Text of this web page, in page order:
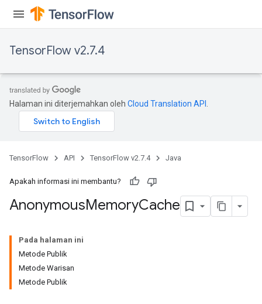
TensorFlow v2.7.4
Halaman ini diterjemahkan oleh Cloud Translation API
TensorFlow API TensorFlow v2.7.4 Java
Apakah informasi ini membantu?
AnonymousMemoryCache
Pada halaman ini
Metode Publik
Metode Warisan
Metode Publik